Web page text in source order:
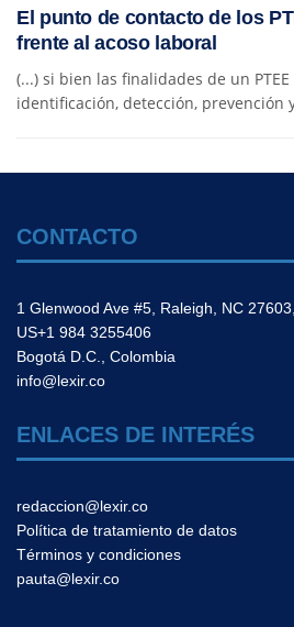
El punto de contacto de los
frente al acoso laboral
(...) si bien las finalidades de un
identificación, detección, prevención
CONTACTO
1 Glenwood Ave #5, Raleigh, NC
US+1 984 3255406
Bogotá D.C., Colombia
info@lexir.co
ENLACES DE INTERÉS
redaccion@lexir.co
Política de tratamiento de datos
Términos y condiciones
pauta@lexir.co